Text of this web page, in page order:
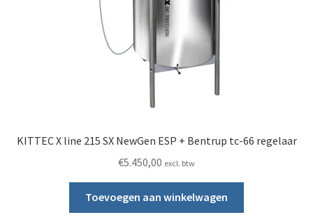
KITTEC X line 215 SX NewGen ESP + Bentrup tc-66 regelaar
€5.450,00 excl. btw
Toevoegen aan winkelwagen